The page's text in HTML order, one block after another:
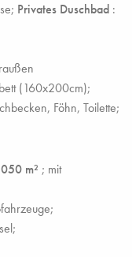
Privates Duschbad :
(160x200cm);
Föhn, Toilette;
m² ; mit